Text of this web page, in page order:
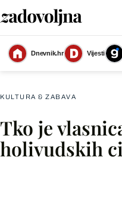
Dnevnik.hr Vijesti
KULTURA & ZABAVA
Tko je
holivudskih